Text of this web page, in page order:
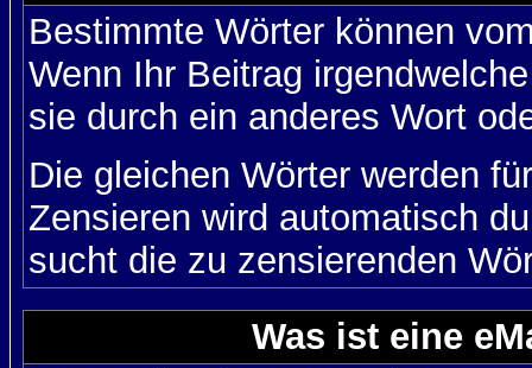
Bestimmte Wörter können
Wenn Ihr Beitrag
sie durch ein anderes Wort
Die gleichen Wörter werden
Zensieren wird automatisch
sucht die zu zensierenden
Was ist eine